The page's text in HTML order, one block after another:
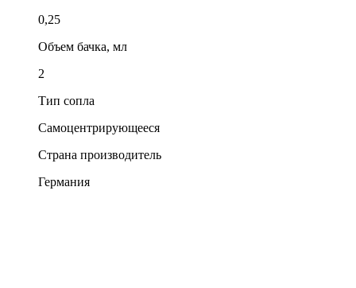
0,25
Объем бачка, мл
2
Тип сопла
Самоцентрирующееся
Страна производитель
Германия